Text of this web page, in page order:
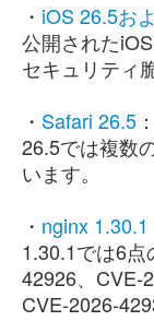
・ iOS 26.5お
公開された
セキュリティ
・ Safari 26.5
26.5では複数
います。
・ nginx 1.30.1
1.30.1では6
42926、CVE-
CVE-2026-